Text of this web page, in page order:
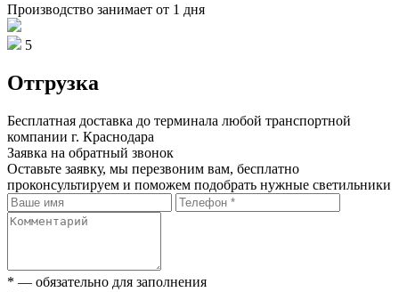
Производство занимает от 1 дня
5
Отгрузка
Бесплатная доставка до терминала любой транспортной
компании г. Краснодара
Заявка на обратный звонок
Оставьте заявку, мы перезвоним вам, бесплатно
проконсультируем и поможем подобрать нужные светильники
* — обязательно для заполнения